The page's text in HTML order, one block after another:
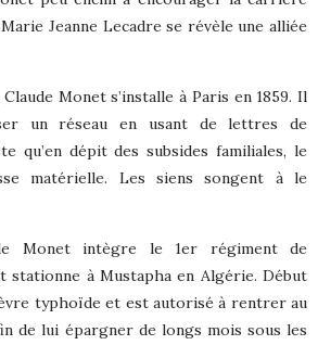
Jeanne Lecadre se révèle une alliée
Monet s’installe à Paris en 1859. Il
un réseau en usant de lettres de
qu’en dépit des subsides familiales, le
matérielle. Les siens songent à le
Monet intègre le 1er régiment de
stationne à Mustapha en Algérie. Début
typhoïde et est autorisé à rentrer au
de lui épargner de longs mois sous les